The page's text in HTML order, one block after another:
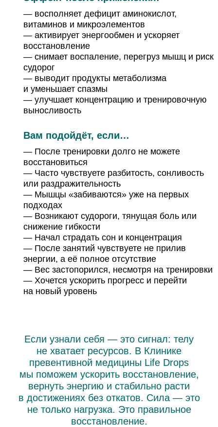
восполняет дефицит аминокислот,
витаминов и микроэлементов
активирует энергообмен и ускоряет
восстановление
снимает воспаление, перегруз мышц и риск
судорог
выводит продукты метаболизма
и уменьшает спазмы
улучшает концентрацию и тренировочную
выносливость
После тренировки долго не можете
восстановиться
Часто чувствуете разбитость, сонливость
или раздражительность
Мышцы «забиваются» уже на первых
подходах
Возникают судороги, тянущая боль или
снижение гибкости
Начал страдать сон и концентрация
После занятий чувствуете не прилив
энергии, а её полное отсутствие
Вес застопорился, несмотря на тренировки
Хочется ускорить прогресс и перейти
на новый уровень
Если узнали себя — это сигнал: телу
не хватает ресурсов. В Клинике
превентивной медицины Life Drops
мы поможем ускорить восстановление,
вернуть энергию и стабильно расти
в достижениях без откатов. Сила — это
не только нагрузка. Это правильное
восстановление.